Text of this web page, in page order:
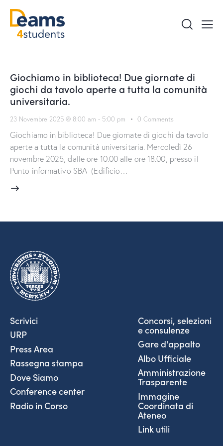
Giochiamo in biblioteca! Due giornate di
giochi da tavolo aperte a tutta la comunità
universitaria.
23 Novembre 2025 @ 8:00 am - 5:00 pm 0 Comments
Giochiamo in biblioteca! Due giornate di giochi da tavolo
aperte a tutta la comunità universitaria. Mercoledì 26
novembre 2025, dalle ore 10.00 alle ore 18.00, presso il
Punto informativo SBA (Edificio…
Scrivici
URP
Press Area
Rassegna stampa
Dove Siamo
Conference center
Radio in Corso
Concorsi, selezioni
e consulenze
Gare d'appalto
Albo Ufficiale
Amministrazione
Trasparente
Immagine
Coordinata di
Ateneo
Link utili